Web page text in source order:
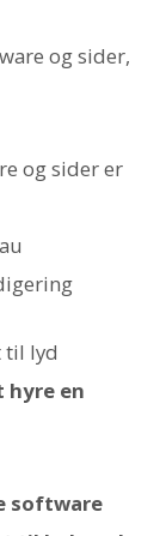
og sider,
og sider er
til lyd
hyre en
software